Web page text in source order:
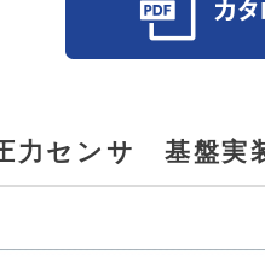
力センサ 基盤実